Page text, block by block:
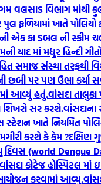
વલસાડ વિભાગ માંથી
ફળિયામાં ખાતે પોલિયો
કા ડબલ ની સ્કીમ
યાદ માં મધુર હિન્દી
સમાજ સંસ્થા તરફથી
છબી પર પણ ઉભા કર્યા
આવ્યું હતું.વાંસદા
શિખરો સર કરશે.
ખાતે નિયમિત
કરશે કે કેમ ?દક્ષિણ
દિવસ (world
વાંસદા કોટેજ હોસ્પિટલ માં
કરવામાં આવ્યુ.